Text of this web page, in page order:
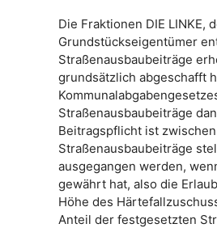
Die Fraktionen DIE LINKE,
Grundstückseigentümer
Straßenausbaubeiträge
grundsätzlich abgeschafft
Straßenausbaubeiträge
Beitragspflicht ist
Straßenausbaubeiträge
ausgegangen werden,
gewährt hat, also die
Höhe des
Anteil der festgesetzten